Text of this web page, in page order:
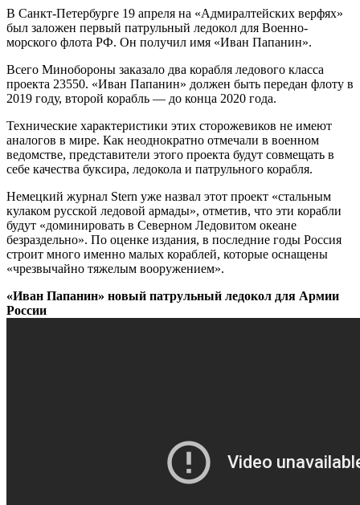
В Санкт-Петербурге 19 апреля на «Адмиралтейских верфях»
был заложен первый патрульный ледокол для Военно-
морского флота РФ. Он получил имя «Иван Папанин».
Всего Минобороны заказало два корабля ледового класса
проекта 23550. «Иван Папанин» должен быть передан флоту в
2019 году, второй корабль — до конца 2020 года.
Технические характеристики этих сторожевиков не имеют
аналогов в мире. Как неоднократно отмечали в военном
ведомстве, представители этого проекта будут совмещать в
себе качества буксира, ледокола и патрульного корабля.
Немецкий журнал Stern уже назвал этот проект «стальным
кулаком русской ледовой армады», отметив, что эти корабли
будут «доминировать в Северном Ледовитом океане
безраздельно». По оценке издания, в последние годы Россия
строит много именно малых кораблей, которые оснащены
«чрезвычайно тяжелым вооружением».
«Иван Папанин» новый патрульный ледокол для Армии
России